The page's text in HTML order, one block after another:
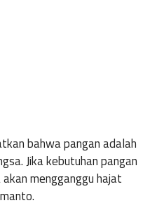
bahwapangan adalah
. Jikakebutuhan pangan
akan mengganggu hajat
.